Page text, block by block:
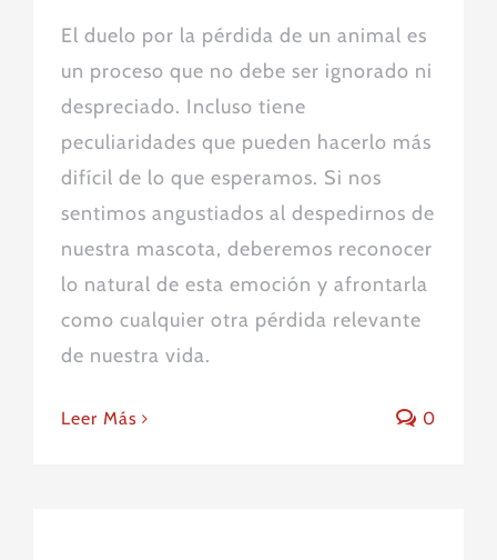
El duelo por la pérdida de un animal es
un proceso que no debe ser ignorado ni
despreciado. Incluso tiene
peculiaridades que pueden hacerlo más
difícil de lo que esperamos. Si nos
sentimos angustiados al despedirnos de
nuestra mascota, deberemos reconocer
lo natural de esta emoción y afrontarla
como cualquier otra pérdida relevante
de nuestra vida.
Leer Más 0